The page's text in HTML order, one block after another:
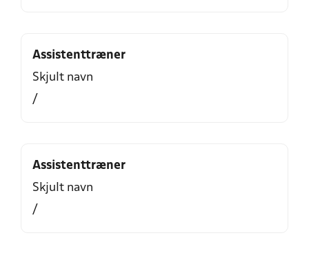
Assistenttræner
Skjult navn
/
Assistenttræner
Skjult navn
/